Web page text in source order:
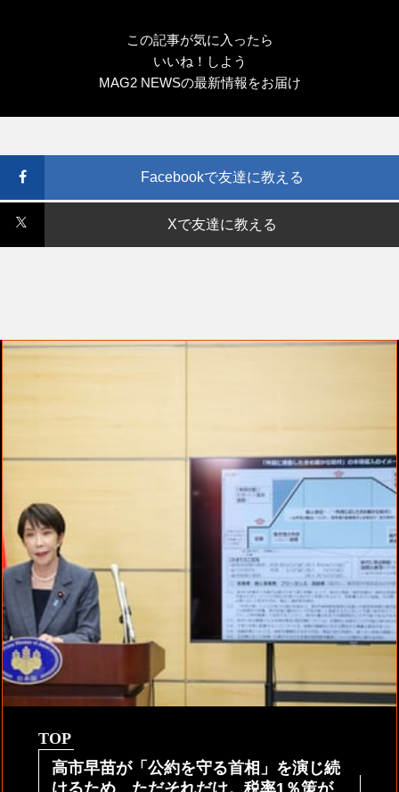
この記事が気に入ったら
いいね！しよう
MAG2 NEWSの最新情報をお届け
Facebookで友達に教える
Xで友達に教える
TOP
高市早苗が「公約を守る首相」を演じ続